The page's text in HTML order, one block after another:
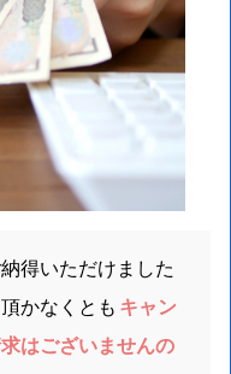
得いただけました
かなくとも キャン
はございませんの